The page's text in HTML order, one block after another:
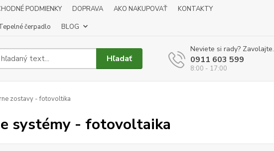
PODMIENKY DOPRAVA AKO NAKUPOVAŤ
KONTAKTY
čerpadlo BLOG
Hľadať
Neviete si rady? Zavolajte.
0911 603 599
8:00 - 17:00
zostavy - fotovoltika
systémy - fotovoltaika